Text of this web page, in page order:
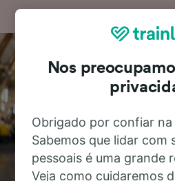
Nos
Obrigado por confiar na
Sabemos que lidar com
pessoais é uma grande
Veja como cuidaremos